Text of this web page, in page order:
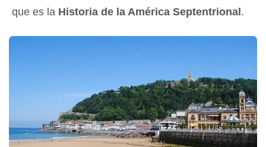
que es la Historia de la América Septentrional.